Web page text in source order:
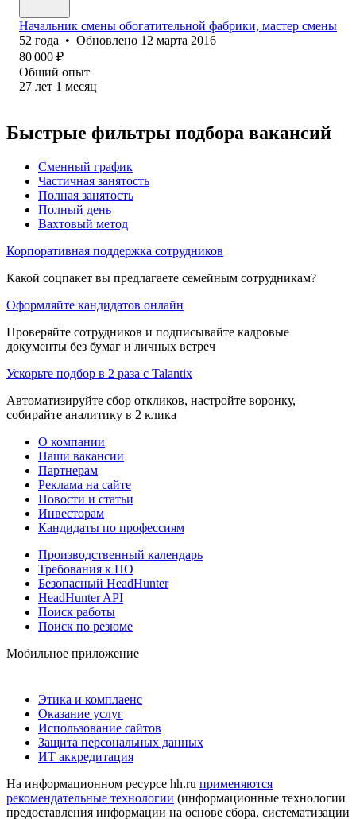
Начальник смены обогатительной фабрики, мастер смены
52 года • Обновлено 12 марта 2016
80 000 ₽
Общий опыт
27 лет 1 месяц
Быстрые фильтры подбора вакансий
Сменный график
Частичная занятость
Полная занятость
Полный день
Вахтовый метод
Корпоративная поддержка сотрудников
Какой соцпакет вы предлагаете семейным сотрудникам?
Оформляйте кандидатов онлайн
Проверяйте сотрудников и подписывайте кадровые
документы без бумаг и личных встреч
Ускорьте подбор в 2 раза с Talantix
Автоматизируйте сбор откликов, настройте воронку,
собирайте аналитику в 2 клика
О компании
Наши вакансии
Партнерам
Реклама на сайте
Новости и статьи
Инвесторам
Кандидаты по профессиям
Производственный календарь
Требования к ПО
Безопасный HeadHunter
HeadHunter API
Поиск работы
Поиск по резюме
Мобильное приложение
Этика и комплаенс
Оказание услуг
Использование сайтов
Защита персональных данных
ИТ аккредитация
На информационном ресурсе hh.ru применяются
рекомендательные технологии (информационные технологии
предоставления информации на основе сбора, систематизации